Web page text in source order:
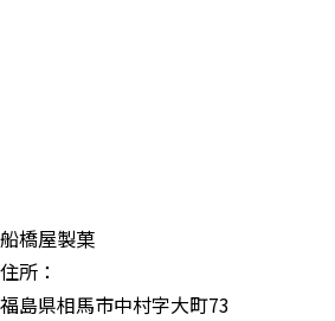
船橋屋製菓
住所：
福島県相馬市中村字大町73